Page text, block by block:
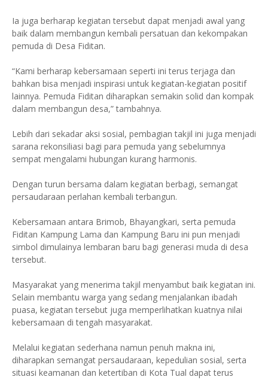
Ia juga berharap kegiatan tersebut dapat menjadi awal yang
baik dalam membangun kembali persatuan dan kekompakan
pemuda di Desa Fiditan.
“Kami berharap kebersamaan seperti ini terus terjaga dan
bahkan bisa menjadi inspirasi untuk kegiatan-kegiatan positif
lainnya. Pemuda Fiditan diharapkan semakin solid dan kompak
dalam membangun desa,” tambahnya.
Lebih dari sekadar aksi sosial, pembagian takjil ini juga menjadi
sarana rekonsiliasi bagi para pemuda yang sebelumnya
sempat mengalami hubungan kurang harmonis.
Dengan turun bersama dalam kegiatan berbagi, semangat
persaudaraan perlahan kembali terbangun.
Kebersamaan antara Brimob, Bhayangkari, serta pemuda
Fiditan Kampung Lama dan Kampung Baru ini pun menjadi
simbol dimulainya lembaran baru bagi generasi muda di desa
tersebut.
Masyarakat yang menerima takjil menyambut baik kegiatan ini.
Selain membantu warga yang sedang menjalankan ibadah
puasa, kegiatan tersebut juga memperlihatkan kuatnya nilai
kebersamaan di tengah masyarakat.
Melalui kegiatan sederhana namun penuh makna ini,
diharapkan semangat persaudaraan, kepedulian sosial, serta
situasi keamanan dan ketertiban di Kota Tual dapat terus